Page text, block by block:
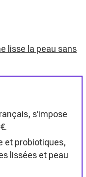
lisse la peau sans
s’impose
et probiotiques,
lissées et peau